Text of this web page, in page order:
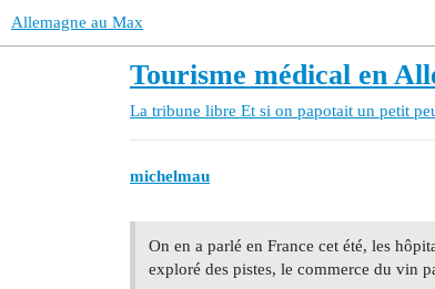
Allemagne au Max
Tourisme médical en
La tribune libre Et si on papotait un petit
michelmau
On en a parlé en France cet été, les
exploré des pistes, le commerce du vin